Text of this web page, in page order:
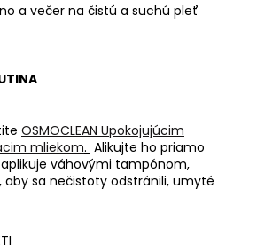
a večer na čistú a suchú pleť
OSMOCLEAN Upokojujúcim
mliekom. Alikujte ho priamo
váhovými tampónom,
sa nečistoty odstránili, umyté